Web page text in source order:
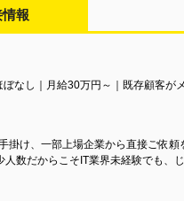
報
なし｜月給30万円～｜既存顧客が
掛け、一部上場企業から直接ご依
人数だからこそIT業界未経験でも、